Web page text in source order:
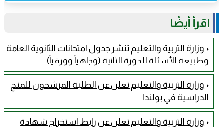
اقرأ أيضًا
وزارة التربية والتعليم تنشر جدول امتحانات الثانوية العامة
وطبيعة الأسئلة للدورة الثانية (وجاهياً وورقياً)
وزارة التربية والتعليم تعلن عن الطلبة المرشحون للمنح
الدراسية في بولندا
وزارة التربية والتعليم تعلن عن رابط استخراج شهادة